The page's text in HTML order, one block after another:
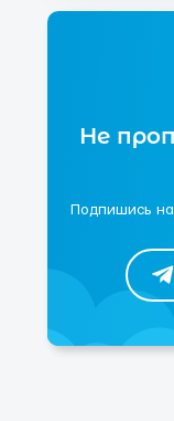
Не
Подпишись